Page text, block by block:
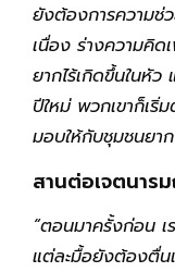
ยังต้องการความช่
เนื่อง ร่างความคิด
ยากไร้เกิดขึ้นในหัว
ปีใหม่ พวกเขาก็เริ่
มอบให้กับชุมชนยา
สานต่อเจตนาร
“ตอนมาครั้งก่อน เ
แต่ละมื้อยังต้องตื่นแ